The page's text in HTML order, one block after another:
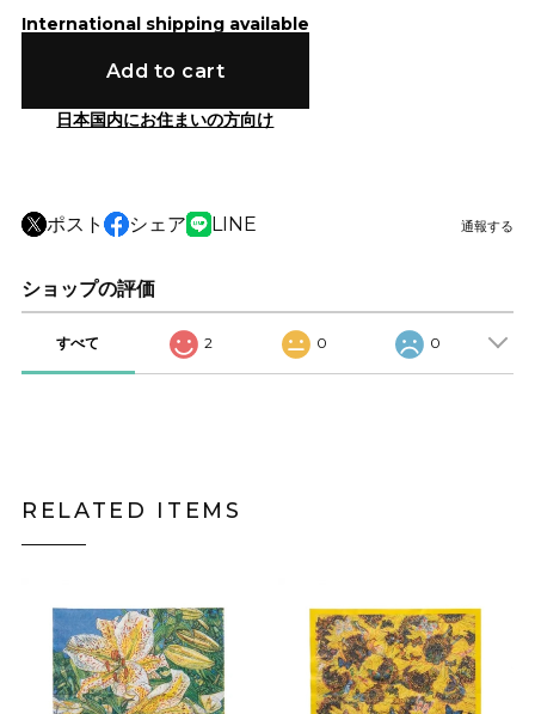
International shipping available
Add to cart
日本国内にお住まいの方向け
ポスト シェア LINE 通報する
ショップの評価
すべて 2 0 0
RELATED ITEMS